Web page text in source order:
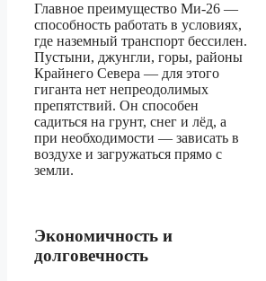
Главное преимущество Ми-26 —
способность работать в условиях,
где наземный транспорт бессилен.
Пустыни, джунгли, горы, районы
Крайнего Севера — для этого
гиганта нет непреодолимых
препятствий. Он способен
садиться на грунт, снег и лёд, а
при необходимости — зависать в
воздухе и загружаться прямо с
земли.
Экономичность и
долговечность